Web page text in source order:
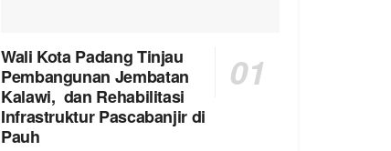
Wali Kota Padang Tinjau
Pembangunan Jembatan
Kalawi, dan Rehabilitasi
Infrastruktur Pascabanjir di
Pauh